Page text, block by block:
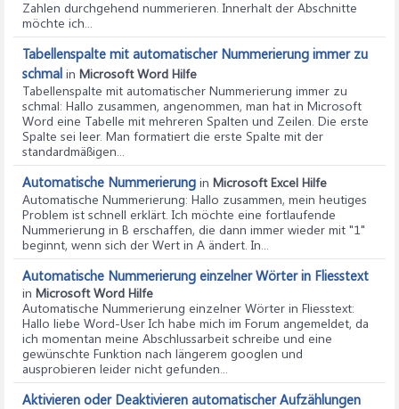
Zahlen durchgehend nummerieren. Innerhalt der Abschnitte
möchte ich...
Tabellenspalte mit automatischer Nummerierung immer zu
schmal in Microsoft Word Hilfe
Tabellenspalte mit automatischer Nummerierung immer zu
schmal: Hallo zusammen, angenommen, man hat in Microsoft
Word eine Tabelle mit mehreren Spalten und Zeilen. Die erste
Spalte sei leer. Man formatiert die erste Spalte mit der
standardmäßigen...
Automatische Nummerierung in Microsoft Excel Hilfe
Automatische Nummerierung: Hallo zusammen, mein heutiges
Problem ist schnell erklärt. Ich möchte eine fortlaufende
Nummerierung in B erschaffen, die dann immer wieder mit "1"
beginnt, wenn sich der Wert in A ändert. In...
Automatische Nummerierung einzelner Wörter in Fliesstext
in Microsoft Word Hilfe
Automatische Nummerierung einzelner Wörter in Fliesstext:
Hallo liebe Word-User Ich habe mich im Forum angemeldet, da
ich momentan meine Abschlussarbeit schreibe und eine
gewünschte Funktion nach längerem googlen und
ausprobieren leider nicht gefunden...
Aktivieren oder Deaktivieren automatischer Aufzählungen